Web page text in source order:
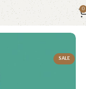
0
SALE